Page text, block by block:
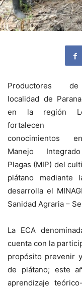
Productores
localidad de
en la región
fortalecen
conocimientos
Manejo
Plagas (MIP) del
plátano mediante
desarrolla el
Sanidad Agraria –
La ECA
cuenta con la
propósito prevenir
de plátano; este
aprendizaje